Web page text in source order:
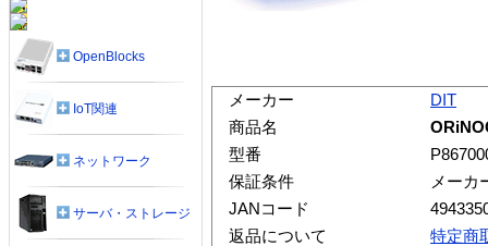
メーカー
DIT
商品名
型番
保証条件
メーカ
JANコード
返品について
特定商
OpenBlocks
IoT関連
ネットワーク
サーバ・ストレージ